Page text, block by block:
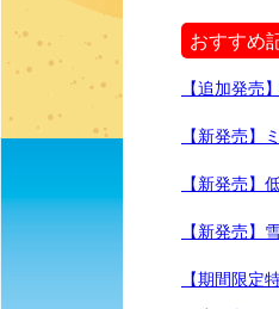
おすすめ
【追加発売
【新発売】
【新発売】
【新発売】
【期間限定